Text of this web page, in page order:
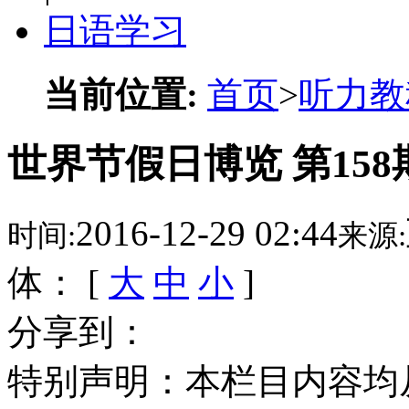
日语学习
当前位置: 首页>听力
世界节假日博览 第158
时间:2016-12-29 02:44来源:
体： [ 大 中 小 ]
分享到：
特别声明：本栏目内容